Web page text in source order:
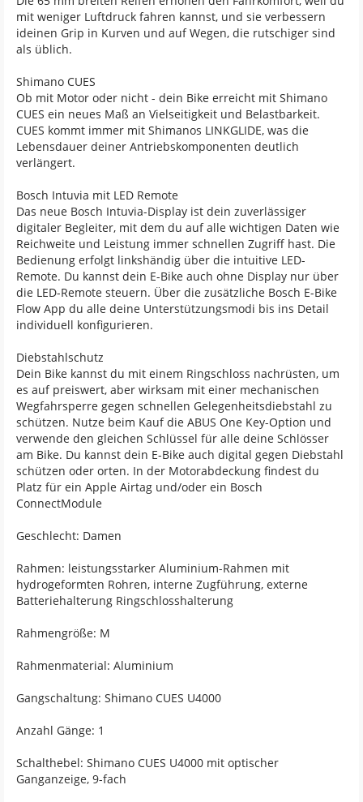
mit weniger Luftdruck fahren kannst, und sie verbessern
ideinen Grip in Kurven und auf Wegen, die rutschiger sind
als üblich.
Shimano CUES
Ob mit Motor oder nicht - dein Bike erreicht mit Shimano
CUES ein neues Maß an Vielseitigkeit und Belastbarkeit.
CUES kommt immer mit Shimanos LINKGLIDE, was die
Lebensdauer deiner Antriebskomponenten deutlich
verlängert.
Bosch Intuvia mit LED Remote
Das neue Bosch Intuvia-Display ist dein zuverlässiger
digitaler Begleiter, mit dem du auf alle wichtigen Daten wie
Reichweite und Leistung immer schnellen Zugriff hast. Die
Bedienung erfolgt linkshändig über die intuitive LED-
Remote. Du kannst dein E-Bike auch ohne Display nur über
die LED-Remote steuern. Über die zusätzliche Bosch E-Bike
Flow App du alle deine Unterstützungsmodi bis ins Detail
individuell konfigurieren.
Diebstahlschutz
Dein Bike kannst du mit einem Ringschloss nachrüsten, um
es auf preiswert, aber wirksam mit einer mechanischen
Wegfahrsperre gegen schnellen Gelegenheitsdiebstahl zu
schützen. Nutze beim Kauf die ABUS One Key-Option und
verwende den gleichen Schlüssel für alle deine Schlösser
am Bike. Du kannst dein E-Bike auch digital gegen Diebstahl
schützen oder orten. In der Motorabdeckung findest du
Platz für ein Apple Airtag und/oder ein Bosch
ConnectModule
Geschlecht: Damen
Rahmen: leistungsstarker Aluminium-Rahmen mit
hydrogeformten Rohren, interne Zugführung, externe
Batteriehalterung Ringschlosshalterung
Rahmengröße: M
Rahmenmaterial: Aluminium
Gangschaltung: Shimano CUES U4000
Anzahl Gänge: 1
Schalthebel: Shimano CUES U4000 mit optischer
Ganganzeige, 9-fach